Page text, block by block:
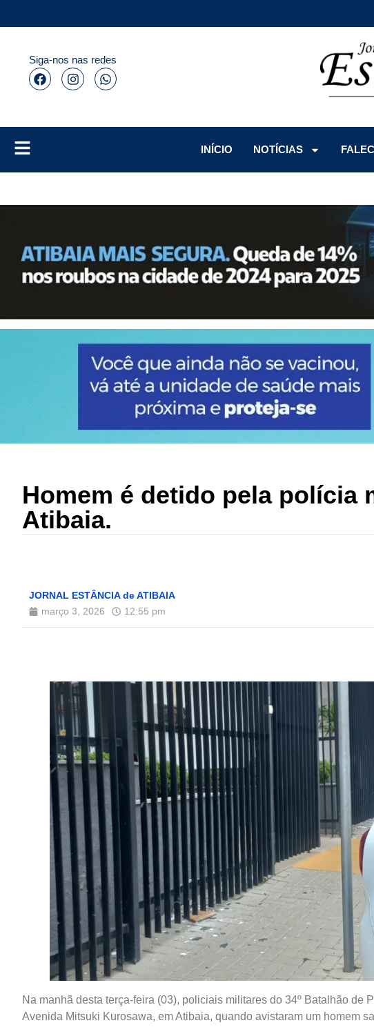
Siga-nos nas redes
INÍCIO
NOTÍCIAS
Homem é detido pela polícia
Atibaia.
JORNAL ESTÂNCIA de ATIBAIA
março 3, 2026
12:55 pm
Na manhã desta terça-feira (03), policiais militares do 34º Batalhão de
Avenida Mitsuki Kurosawa, em Atibaia, quando avistaram um homem